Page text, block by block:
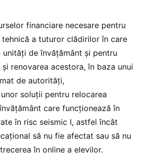
financiare necesare pentru
a tuturor clădirilor în care
unități de învățământ și pentru
renovarea acestora, în baza unui
de autorități,
soluții pentru relocarea
care funcționează în
în risc seismic I, astfel încât
să nu fie afectat sau să nu
în online a elevilor.